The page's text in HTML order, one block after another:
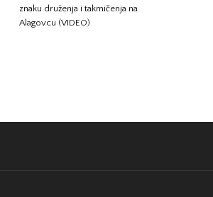
znaku druženja i takmičenja na
Alagovcu (VIDEO)